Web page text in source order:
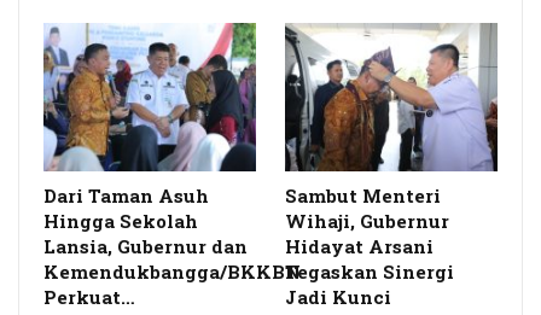
Dari Taman Asuh
Hingga Sekolah
Lansia, Gubernur dan
Kemendukbangga/BKKBN
Perkuat…
Sambut Menteri
Wihaji, Gubernur
Hidayat Arsani
Tegaskan Sinergi
Jadi Kunci